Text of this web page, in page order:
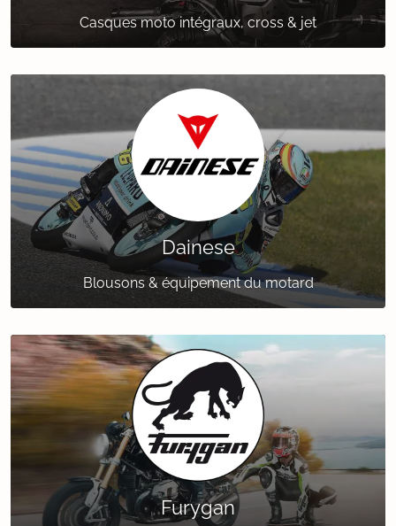
Casques moto intégraux, cross & jet
Dainese
Blousons & équipement du motard
Furygan